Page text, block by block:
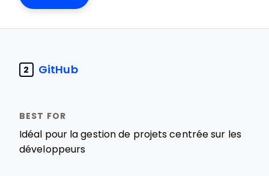
2 GitHub
Idéal pour la gestion de projets centrée sur les
développeurs